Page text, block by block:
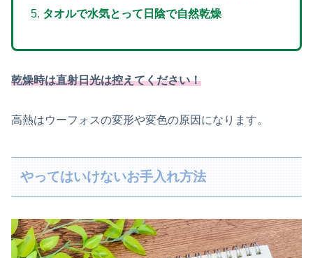
タオルで水気とって日陰で自然乾燥
乾燥時は直射日光は控えてください！
高熱はウーフォスの変形や変色の原因になります。
やってはいけないお手入れ方法